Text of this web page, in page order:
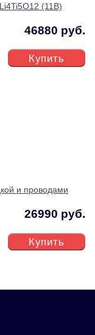
(11В)
46880 руб.
Купить
и проводами
26990 руб.
Купить